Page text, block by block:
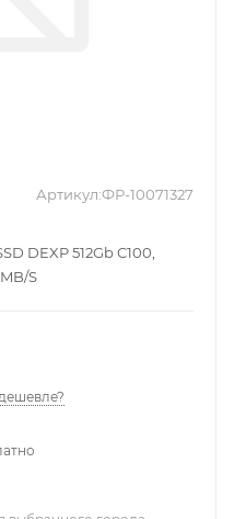
Артикул:ФР-10071327
DEXP 512Gb C100,
S